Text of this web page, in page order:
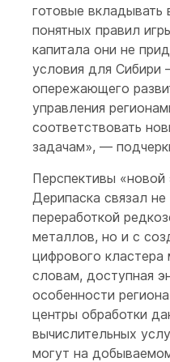
готовые вкладывать
понятных правил
капитала они не
условия для Сибири
опережающего
управления
соответствовать
задачам», —
Перспективы
Дерипаска связал
переработкой
металлов, но и с
цифрового кластера
словам, доступная
особенности
центры обработки
вычислительных
могут на